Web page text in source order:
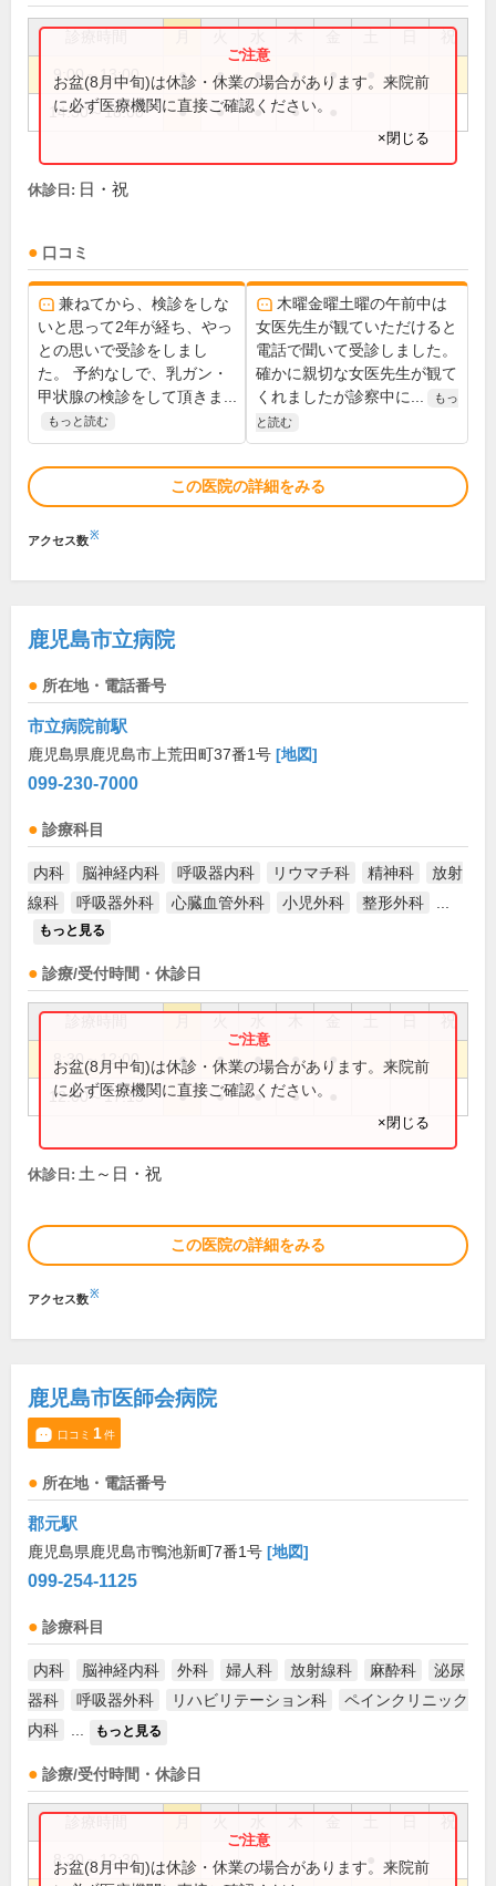
祝
9:00～13:00 ● ● ● ● ●
14:30～18:00 ● ● ● ●
お盆(8月中旬)は休診・休業の場合があります。来院前
に必ず医療機関に直接ご確認ください。
×閉じる
休診日: 日・祝
口コミ
兼ねてから、検診をしな
いと思って2年が経ち、やっ
との思いで受診をしまし
た。 予約なしで、乳ガン・
甲状腺の検診をして頂きま...
もっと読む
木曜金曜土曜の午前中は
女医先生が観ていただけると
電話で聞いて受診しました。
確かに親切な女医先生が観て
くれましたが診察中に...
もっ
と読む
この医院の詳細をみる
アクセス数※
鹿児島市立病院
所在地・電話番号
市立病院前駅
鹿児島県鹿児島市上荒田町37番1号 [地図]
099-230-7000
診療科目
内科 脳神経内科 呼吸器内科 リウマチ科 精神科
放射
線科
呼吸器外科 心臓血管外科 小児外科 整形外科
もっと見る
診療/受付時間・休診日
祝
8:30～12:00 ● ● ● ● ●
12:00～17:15 ● ● ● ●
お盆(8月中旬)は休診・休業の場合があります。来院前
に必ず医療機関に直接ご確認ください。
×閉じる
休診日: 土～日・祝
この医院の詳細をみる
アクセス数※
鹿児島市医師会病院
口コミ 1件
所在地・電話番号
郡元駅
鹿児島県鹿児島市鴨池新町7番1号 [地図]
099-254-1125
診療科目
内科 脳神経内科 外科 婦人科 放射線科 麻酔科
泌尿
器科
呼吸器外科 リハビリテーション科
ペインクリニック
内科
もっと見る
診療/受付時間・休診日
祝
8:30～12:30
お盆(8月中旬)は休診・休業の場合があります。来院前